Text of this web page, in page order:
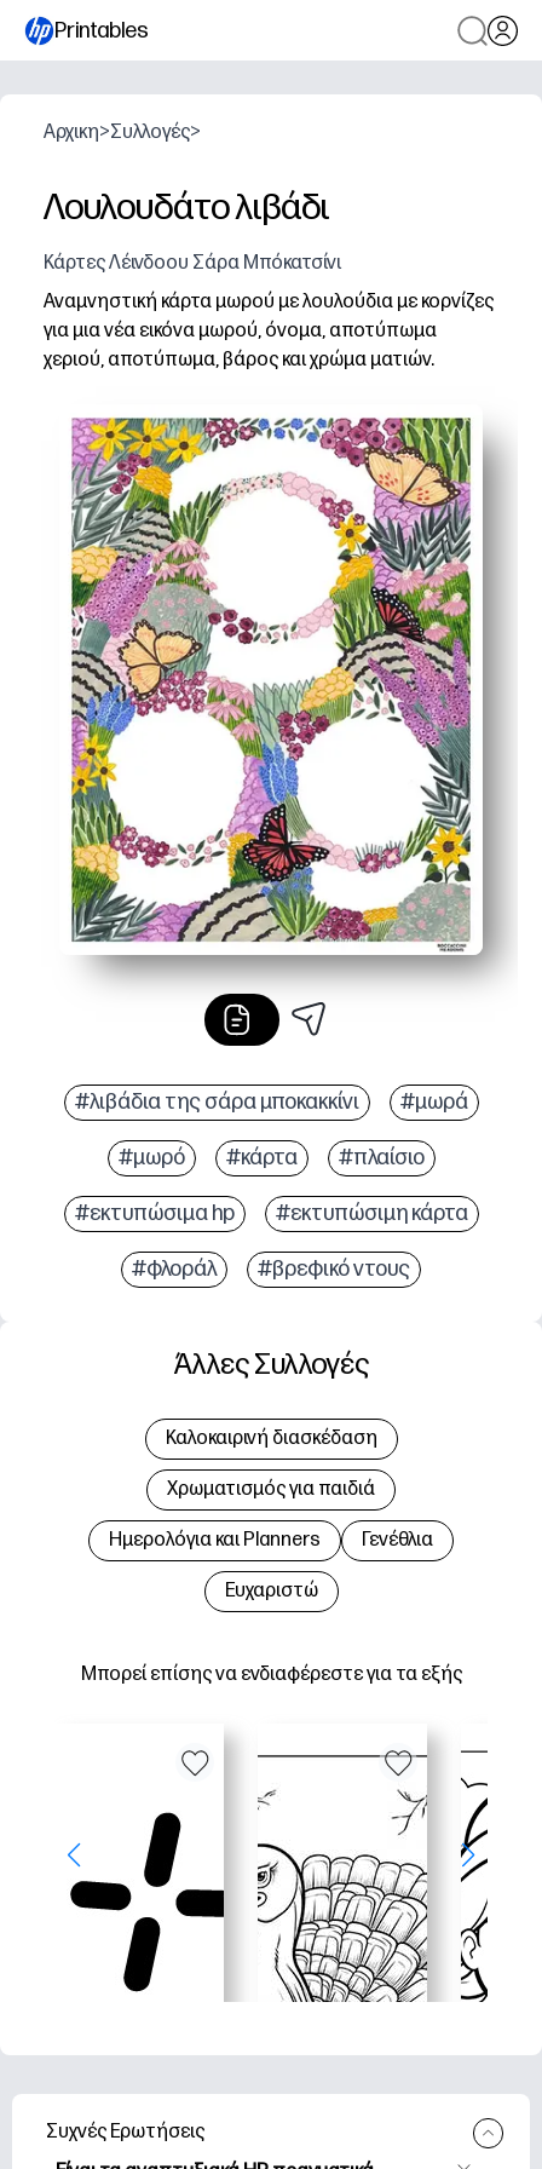
Printables
Αρχικη>Συλλογές>
Λουλουδάτο λιβάδι
Κάρτες Λέινδοου Σάρα Μπόκατσίνι
Αναμνηστική κάρτα μωρού με λουλούδια με κορνίζες
για μια νέα εικόνα μωρού, όνομα, αποτύπωμα
χεριού, αποτύπωμα, βάρος και χρώμα ματιών.
Μπορείτε να εκτυπώσετε στο σπίτι σε τυπικό χαρτί ή
Τα πλαίσια με σαφή σήμανση σάς καθοδηγούν να
Η καθαρή διάταξη φαίνεται όμορφη σε ένα πλαίσιο,
Εκτυπώστε τα πρόσθετα για τους παππούδες και
#λιβάδια της σάρα μποκακκίνι #μωρά
#μωρό #κάρτα #πλαίσιο
#εκτυπώσιμα hp #εκτυπώσιμη κάρτα
#φλοράλ #βρεφικό ντους
Μπορεί επίσης να ενδιαφέρεστε για τα εξής
Άλλες Συλλογές
Καλοκαιρινή διασκέδαση
Χρωματισμός για παιδιά
Hμερολόγια και Planners Γενέθλια
Ευχαριστώ
Συχνές Ερωτήσεις